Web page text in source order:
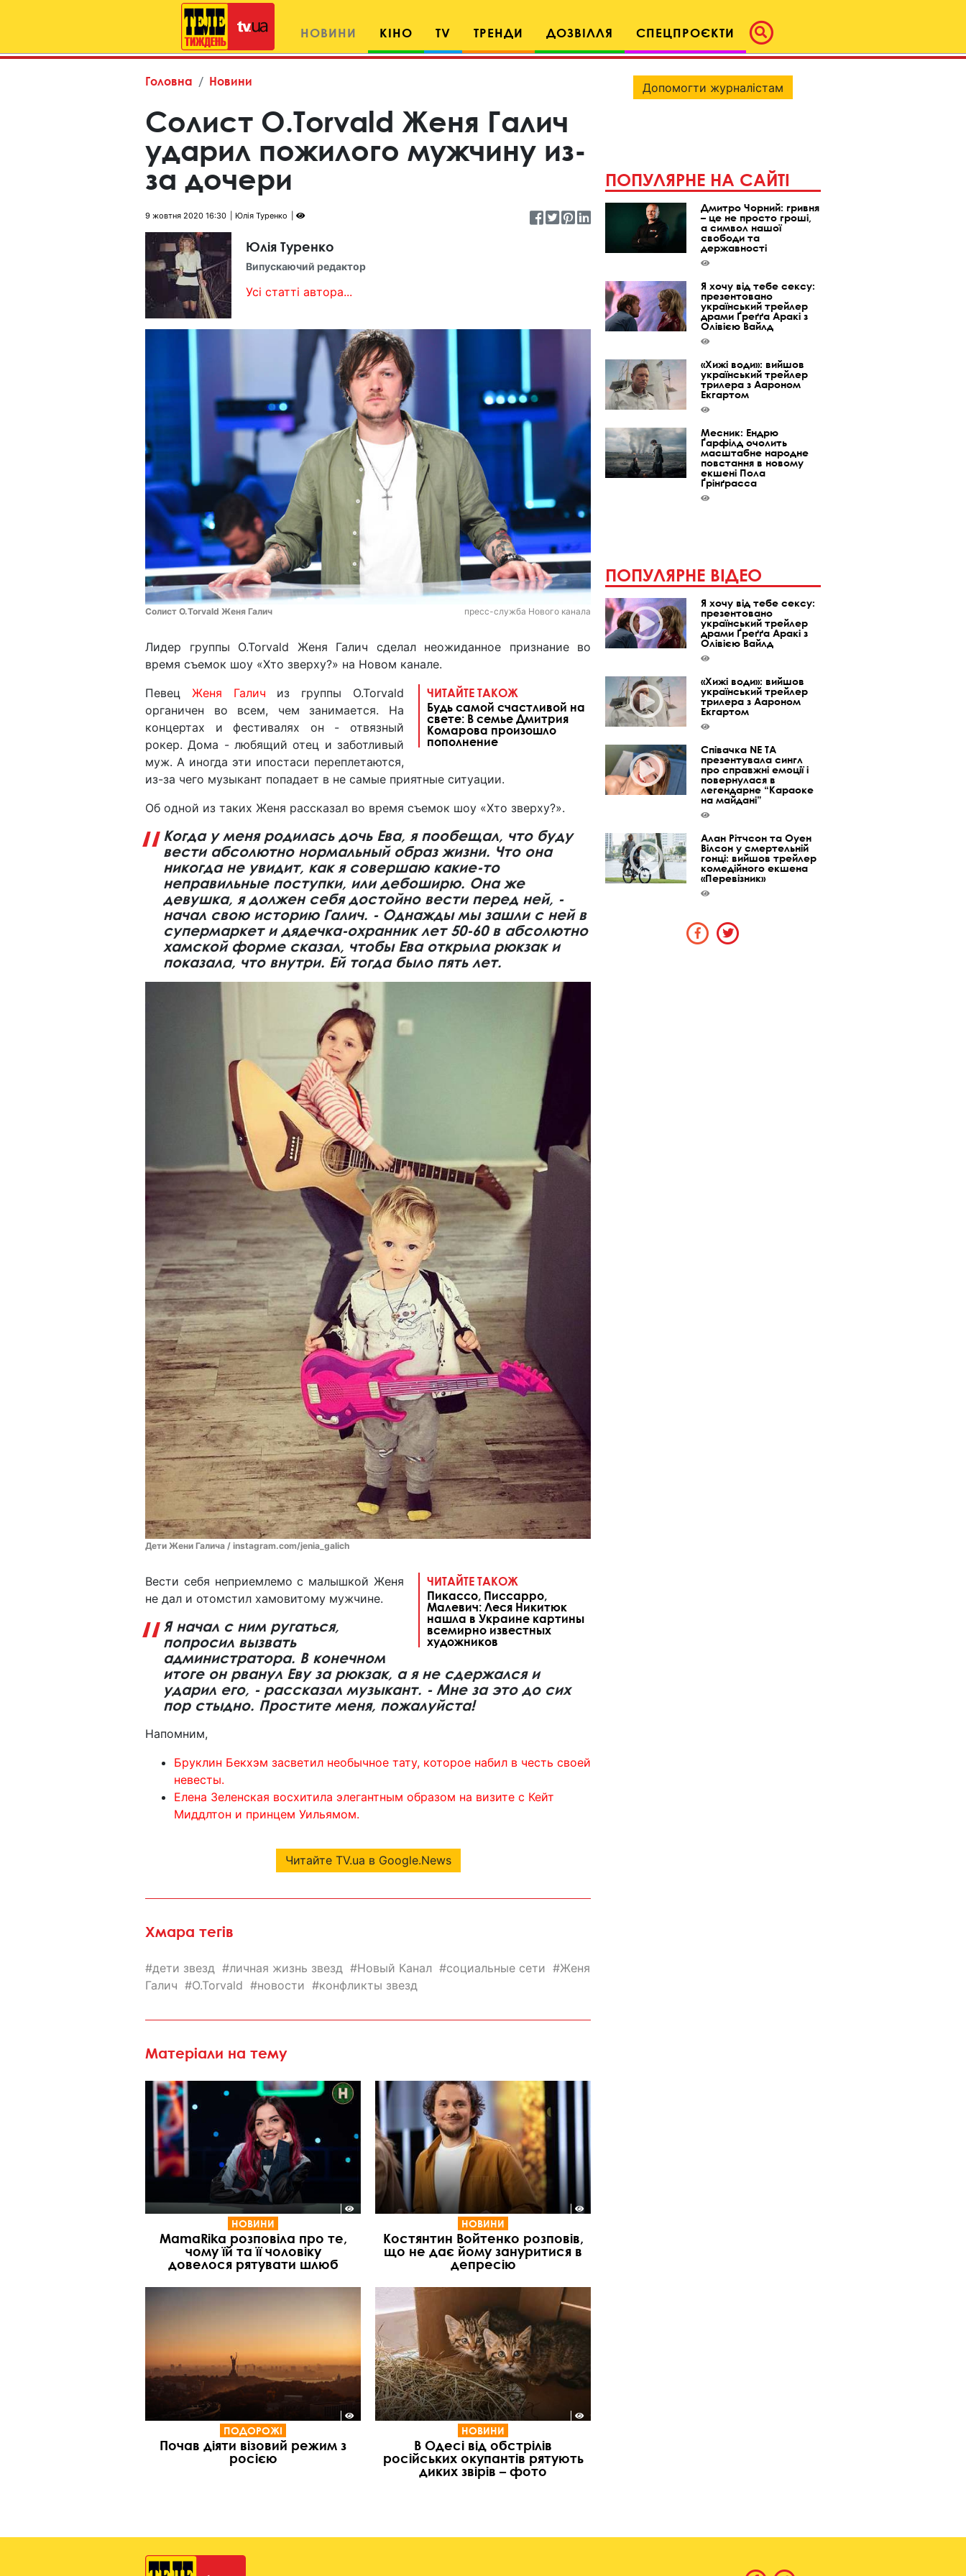
НОВИНИ КІНО TV ТРЕНДИ ДОЗВІЛЛЯ СПЕЦПРОЄКТИ
Головна Новини
Солист O.Torvald Женя Галич
ударил пожилого мужчину из-
за дочери
9 жовтня 2020 16:30 Юлія Туренко
Юлія Туренко
Випускаючий редактор
Усі статті автора...
Солист O.Torvald Женя Галич пресс-служба Нового канала
Лидер группы O.Torvald Женя Галич сделал неожиданное признание во
время съемок шоу «‎Хто зверху?»‎ на Новом канале.
ЧИТАЙТЕ ТАКОЖ
Будь самой счастливой на
свете: В семье Дмитрия
Комарова произошло
пополнение
Певец Женя Галич из группы O.Torvald
органичен во всем, чем занимается. На
концертах и фестивалях он - отвязный
рокер. Дома - любящий отец и заботливый
муж. А иногда эти ипостаси переплетаются,
из-за чего музыкант попадает в не самые приятные ситуации.
Об одной из таких Женя рассказал во время съемок шоу «‎Хто зверху?».
Когда у меня родилась дочь Ева, я пообещал, что буду
вести абсолютно нормальный образ жизни. Что она
никогда не увидит, как я совершаю какие-то
неправильные поступки, или дебоширю. Она же
девушка, я должен себя достойно вести перед ней, -
начал свою историю Галич. - Однажды мы зашли с ней в
супермаркет и дядечка-охранник лет 50-60 в абсолютно
хамской форме сказал, чтобы Ева открыла рюкзак и
показала, что внутри. Ей тогда было пять лет.
Дети Жени Галича / instagram.com/jenia_galich
ЧИТАЙТЕ ТАКОЖ
Пикассо, Писсарро,
Малевич: Леся Никитюк
нашла в Украине картины
всемирно известных
художников
Вести себя неприемлемо с малышкой Женя
не дал и отомстил хамовитому мужчине.
Я начал с ним ругаться,
попросил вызвать
администратора. В конечном
итоге он рванул Еву за рюкзак, а я не сдержался и
ударил его, - рассказал музыкант. - Мне за это до сих
пор стыдно. Простите меня, пожалуйста!
Напомним,
Бруклин Бекхэм засветил необычное тату, которое набил в честь своей
невесты.
Елена Зеленская восхитила элегантным образом на визите с Кейт
Миддлтон и принцем Уильямом.
Читайте TV.ua в Google.News
Хмара тегів
дети звезд личная жизнь звезд Новый Канал социальные сети
Женя
Галич
O.Torvald новости конфликты звезд
Матеріали на тему
НОВИНИ
MamaRika розповіла про те,
чому їй та її чоловіку
довелося рятувати шлюб
НОВИНИ
Костянтин Войтенко розповів,
що не дає йому зануритися в
депресію
ПОДОРОЖІ
Почав діяти візовий режим з
росією
НОВИНИ
В Одесі від обстрілів
російських окупантів рятують
диких звірів – фото
Допомогти журналістам
ПОПУЛЯРНЕ НА САЙТІ
Дмитро Чорний: гривня
– це не просто гроші,
а символ нашої
свободи та
державності
Я хочу від тебе сексу:
презентовано
український трейлер
драми Ґреґґа Аракі з
Олівією Вайлд
«Хижі води»: вийшов
український трейлер
трилера з Аароном
Екгартом
Месник: Ендрю
Ґарфілд очолить
масштабне народне
повстання в новому
екшені Пола
Ґрінґрасса
ПОПУЛЯРНЕ ВІДЕО
Я хочу від тебе сексу:
презентовано
український трейлер
драми Ґреґґа Аракі з
Олівією Вайлд
«Хижі води»: вийшов
український трейлер
трилера з Аароном
Екгартом
Співачка NE TA
презентувала сингл
про справжні емоції і
повернулася в
легендарне “Караоке
на майдані”
Алан Рітчсон та Оуен
Вілсон у смертельній
гонці: вийшов трейлер
комедійного екшена
«Перевізник»